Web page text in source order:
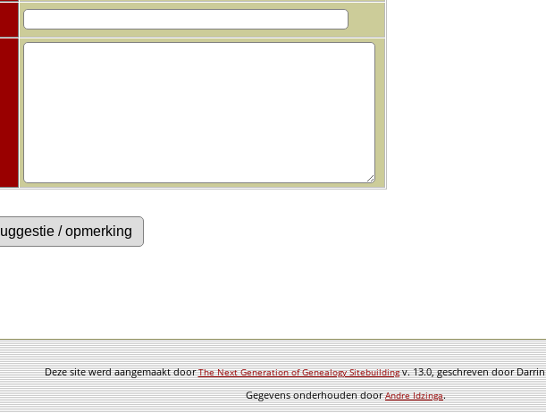
Deze site werd aangemaakt doorThe Next Generation of Genealogy Sitebuildingv. 13.0, geschreven door
Gegevens onderhouden doorAndre Idzinga.